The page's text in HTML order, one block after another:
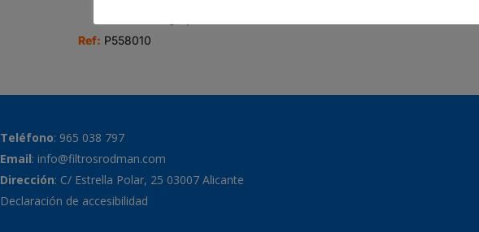
Ref: P558010
Teléfono: 965 038 797
Email: info@filtrosrodman.com
Dirección: C/ Estrella Polar, 25 03007 Alicante
Declaración de accesibilidad